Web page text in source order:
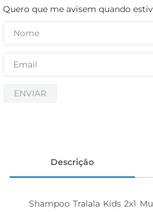
Quero que me avisem quando
ENVIAR
Descrição
Shampoo Tralala Kids 2x1
iogurte
papel higiênico